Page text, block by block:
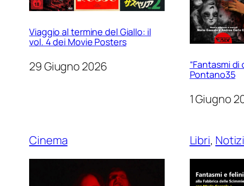
Viaggio al termine del Giallo: il
vol. 4 dei Movie Posters
29 Giugno 2026
“Fantasmi di
Pontano35
1 Giugno
Cinema Libri,